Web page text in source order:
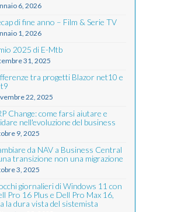
6, 2026
di fine anno – Film & Serie TV
1, 2026
2025 di E-Mtb
31, 2025
tra progetti Blazor net10 e
22, 2025
Change: come farsi aiutare e
nell'evoluzione del business
9, 2025
da NAV a Business Central
transizione non una migrazione
3, 2025
giornalieri di Windows 11 con
Pro 16 Plus e Dell Pro Max 16,
la dura vista del sistemista